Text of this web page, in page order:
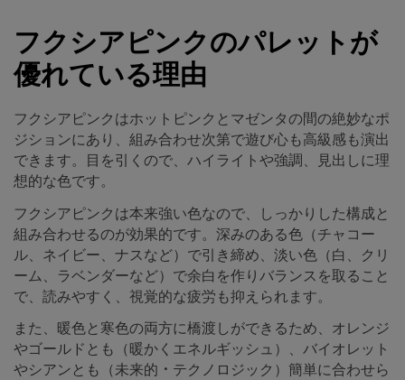
フクシアピンクのパレットが
優れている理由
フクシアピンクはホットピンクとマゼンタの間の絶妙なポ
ジションにあり、組み合わせ次第で遊び心も高級感も演出
できます。目を引くので、ハイライトや強調、見出しに理
想的な色です。
フクシアピンクは本来強い色なので、しっかりした構成と
組み合わせるのが効果的です。深みのある色（チャコー
ル、ネイビー、ナスなど）で引き締め、淡い色（白、クリ
ーム、ラベンダーなど）で余白を作りバランスを取ること
で、読みやすく、視覚的な疲労も抑えられます。
また、暖色と寒色の両方に橋渡しができるため、オレンジ
やゴールドとも（暖かくエネルギッシュ）、バイオレット
やシアンとも（未来的・テクノロジック）簡単に合わせら